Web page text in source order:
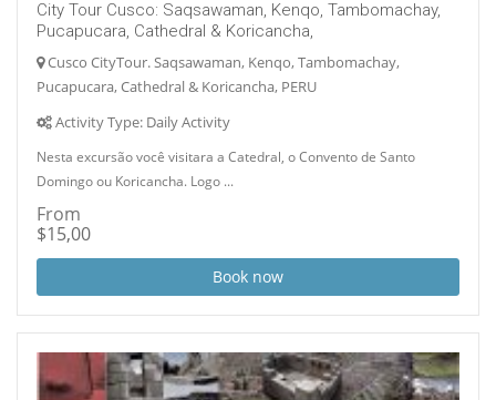
City Tour Cusco: Saqsawaman, Kenqo, Tambomachay,
Pucapucara, Cathedral & Koricancha,
Cusco CityTour. Saqsawaman, Kenqo, Tambomachay,
Pucapucara, Cathedral & Koricancha, PERU
Activity Type: Daily Activity
Nesta excursão você visitara a Catedral, o Convento de Santo
Domingo ou Koricancha. Logo ...
From
$15,00
Book now